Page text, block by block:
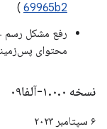
69965b2
)
رفع مشکل
محتوای
نسخه ۱ .۰.۰-آلفا۰۹
۶ سپتامبر ۲۰۲۳